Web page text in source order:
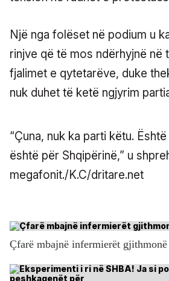
Një nga folëset në podium u
rinjve që të mos ndërhyjnë në
fjalimet e qytetarëve, duke
nuk duhet të ketë ngjyrim
“Çuna, nuk ka parti këtu.
është për Shqipërinë,” u
megafonit./K.C/dritare.net
Çfarë mbajnë infermierët gjithmonë